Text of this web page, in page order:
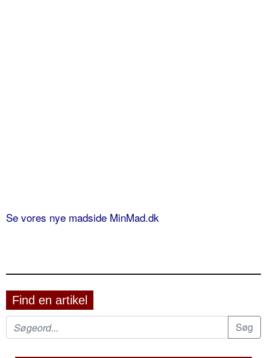
Se vores nye madside MinMad.dk
Find en artikel